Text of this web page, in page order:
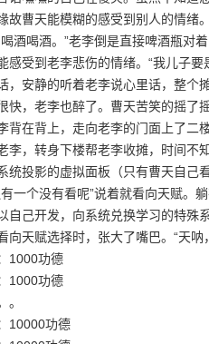
故曹天能模糊的感受到别人的情绪。
酒喝酒。”老李倒是直接啤酒瓶对着
感受到老李悲伤的情绪。“我儿子
，安静的听着老李说心里话，整个
快，老李也醉了。曹天苦笑的摇了
背在背上，走向老李的门面上了二
李，转身下楼帮老李收摊，时间不
统投影的虚拟面板（只有曹天自己看
一个没有看呢”说着就看向天赋。
自己开发，向系统兑换学习的特殊系
向天赋选择时，张大了嘴巴。“天呐
1000功德
1000功德
。
10000功德